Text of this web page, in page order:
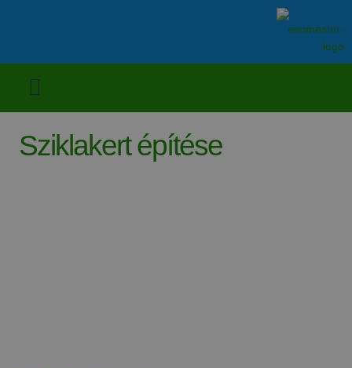
Sziklakert építése